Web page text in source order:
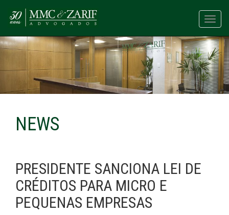
NEWS
PRESIDENTE SANCIONA LEI DE
CRÉDITOS PARA MICRO E
PEQUENAS EMPRESAS